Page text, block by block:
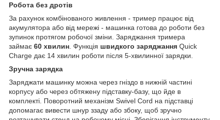
Робота без дротів
За рахунок комбінованого живлення - тример працює від
акумулятора або від мережі - машинка готова до роботи без
зупинок протягом робочої зміни. Заряджання тримера
займає 60 хвилин . Функція швидкого заряджання Quick
Charge дає 14 хвилин роботи після 5-хвилинної зарядки.
Зручна зарядка
Заряджати машинку можна через гніздо в нижній частині
корпусу або через обтяжену підставку-базу, що йде в
комплекті. Поворотний механізм Swivel Cord на підставці
допомагає вивести шнур ззаду або збоку, щоб зручно